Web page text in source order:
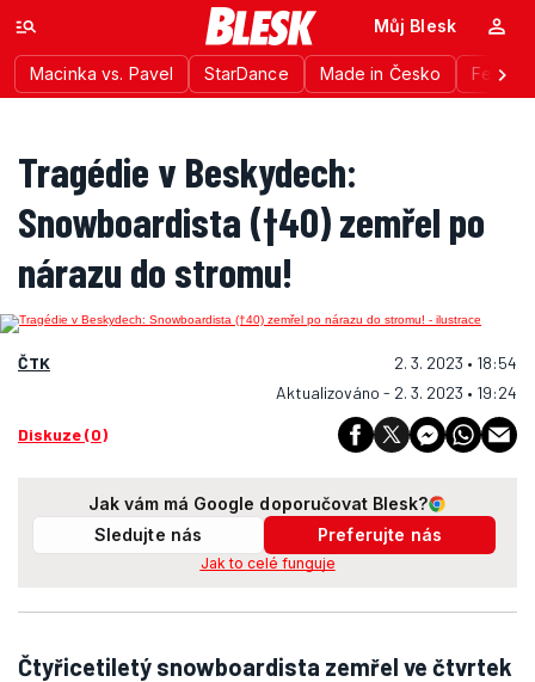
Macinka vs. Pavel StarDance Made in Česko
Můj Blesk
Tragédie v Beskydech:
Snowboardista (†40) zemřel po
nárazu do stromu!
ČTK
2. 3. 2023 • 18:54
Aktualizováno - 2. 3. 2023 • 19:24
Diskuze (0)
Jak vám má Google doporučovat Blesk?
Sledujte nás
Preferujte nás
Jak to celé funguje
Čtyřicetiletý snowboardista zemřel ve čtvrtek